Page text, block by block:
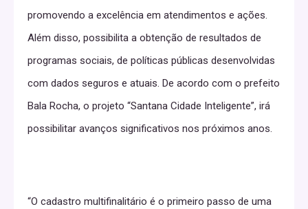
promovendo a excelência em atendimentos e ações.
Além disso, possibilita a obtenção de resultados de
programas sociais, de políticas públicas desenvolvidas
com dados seguros e atuais. De acordo com o prefeito
Bala Rocha, o projeto “Santana Cidade Inteligente”, irá
possibilitar avanços significativos nos próximos anos.
“O cadastro multifinalitário é o primeiro passo de uma